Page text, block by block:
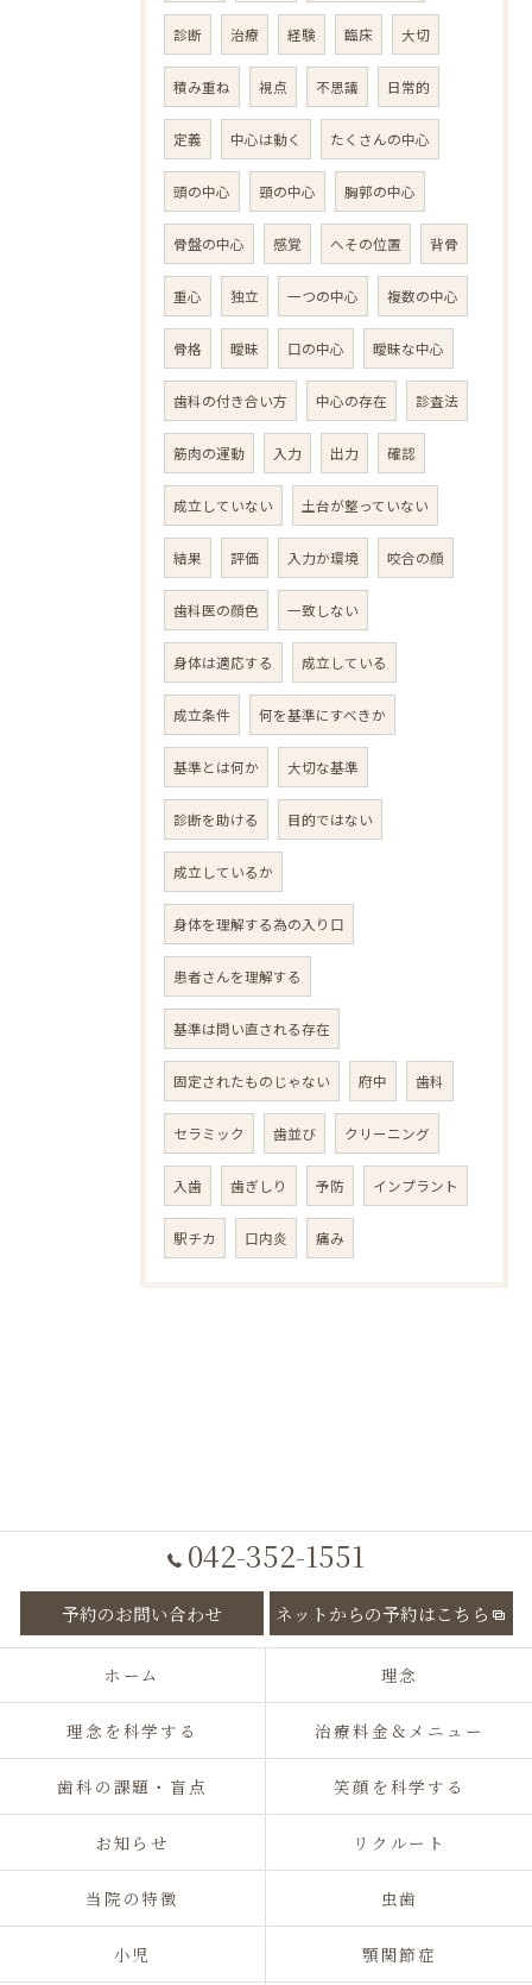
診断 治療 経験 臨床 大切
積み重ね 視点 不思議 日常的
定義 中心は動く たくさんの中心
頭の中心 頸の中心 胸郭の中心
骨盤の中心 感覚 へその位置 背骨
重心 独立 一つの中心 複数の中心
骨格 曖昧 口の中心 曖昧な中心
歯科の付き合い方 中心の存在 診査法
筋肉の運動 入力 出力 確認
成立していない 土台が整っていない
結果 評価 入力か環境 咬合の顔
歯科医の顔色 一致しない
身体は適応する 成立している
成立条件 何を基準にすべきか
基準とは何か 大切な基準
診断を助ける 目的ではない
成立しているか
身体を理解する為の入り口
患者さんを理解する
基準は問い直される存在
固定されたものじゃない 府中 歯科
セラミック 歯並び クリーニング
入歯 歯ぎしり 予防 インプラント
駅チカ 口内炎 痛み
042-352-1551
予約のお問い合わせ ネットからの予約はこちら
ホーム 理念
理念を科学する 治療料金＆メニュー
歯科の課題・盲点 笑顔を科学する
お知らせ リクルート
当院の特徴 虫歯
小児 顎関節症